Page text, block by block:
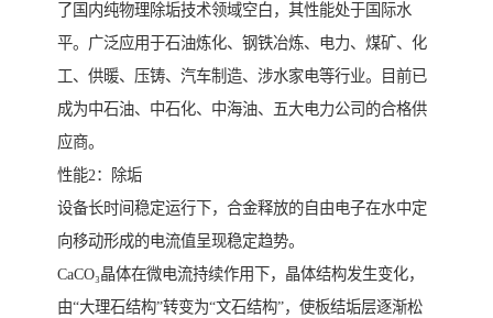
了国内纯物理除垢技术领域空白，其性能处于国际水
平。广泛应用于石油炼化、钢铁冶炼、电力、煤矿、化
工、供暖、压铸、汽车制造、涉水家电等行业。目前已
成为中石油、中石化、中海油、五大电力公司的合格供
应商。
性能2：除垢
设备长时间稳定运行下，合金释放的自由电子在水中定
向移动形成的电流值呈现稳定趋势。
CaCO₃晶体在微电流持续作用下，晶体结构发生变化，
由“大理石结构”转变为“文石结构”，使板结垢层逐渐松